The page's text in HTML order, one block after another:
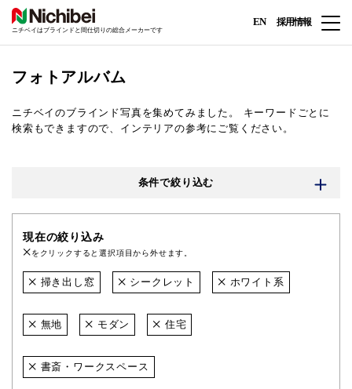
ニチベイはブラインドと間仕切りの総合メーカーです
EN 採用情報
フォトアルバム
ニチベイのブラインド写真を集めてみました。
キーワードごとに
検索もできますので、インテリアの参考にご覧ください。
条件で絞り込む
現在の絞り込み
をクリックすると選択項目から外せます。
掃き出し窓 シークレット ホワイト系
無地 モダン 住宅
書斎・ワークスペース